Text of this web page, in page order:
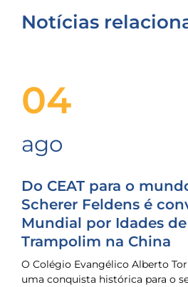
Notícias
04
ago
Do CEAT para o
Scherer Feldens é
Mundial por Idades
Trampolim na China
O Colégio Evangélico Alberto
uma conquista histórica para o